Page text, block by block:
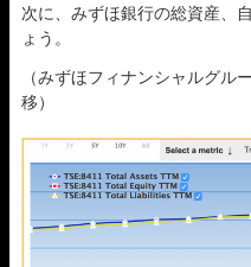
次に、みずほ銀行の総資産、
ょう。
（みずほフィナンシャルグル
移）